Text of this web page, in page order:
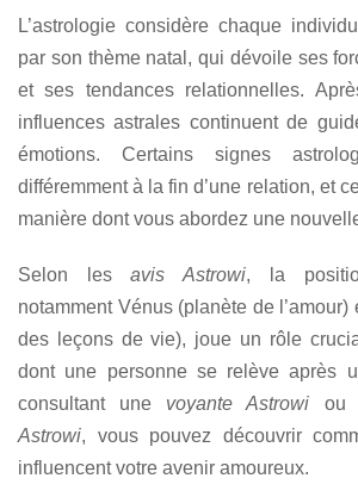
L’astrologie considère chaque
par son thème natal, qui dévoile ses
et ses tendances relationnelles.
influences astrales continuent de
émotions. Certains signes
différemment à la fin d’une relation, et
manière dont vous abordez une
Selon lesavis Astrowi, la
notamment Vénus (planète de
des leçons de vie), joue un rôle
dont une personne se relève après
consultant une voyante Astrowi ou
Astrowi, vous pouvez découvrir
influencent votre avenir amoureux.